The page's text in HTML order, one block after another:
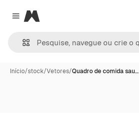
Close menu
Magnific
Início/stock/Vetores/Quadro de comida sau…